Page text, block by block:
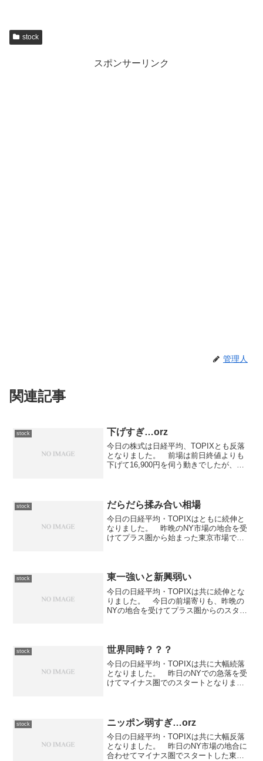
stock
スポンサーリンク
管理人
関連記事
stock 下げすぎ…orz
今日の株式は日経平均、TOPIXとも反落
となりました。 前場は前日終値よりも
下げて16,900円を伺う動きでしたが、後
われ...
stock だらだら揉み合い相場
今日の日経平均・TOPIXはともに続伸と
なりました。 昨晩のNY市場の地合を受
けてプラス圏から始まった東京市場です
感のない動きとなり...
stock 東一強いと新興弱い
今日の日経平均・TOPIXは共に続伸とな
りました。 今日の前場寄りも、昨晩の
NYの地合を受けてプラス圏からのスター
合いとなりましたが...
stock 世界同時？？？
今日の日経平均・TOPIXは共に大幅続落
となりました。 昨日のNYでの急落を受
けてマイナス圏でのスタートとなりまし
的には前場は1...
stock ニッポン弱すぎ…orz
今日の日経平均・TOPIXは共に大幅反落
となりました。 昨日のNY市場の地合に
合わせてマイナス圏でスタートした東京